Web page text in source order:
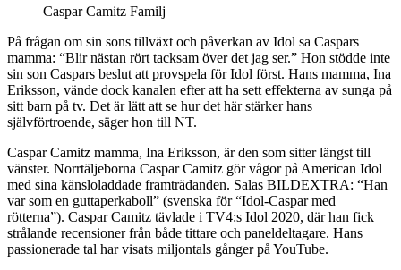
Caspar Camitz Familj
På frågan om sin sons tillväxt och påverkan av Idol sa Caspars
mamma: “Blir nästan rört tacksam över det jag ser.” Hon stödde inte
sin son Caspars beslut att provspela för Idol först. Hans mamma, Ina
Eriksson, vände dock kanalen efter att ha sett effekterna av sunga på
sitt barn på tv. Det är lätt att se hur det här stärker hans
självförtroende, säger hon till NT.
Caspar Camitz mamma, Ina Eriksson, är den som sitter längst till
vänster. Norrtäljeborna Caspar Camitz gör vågor på American Idol
med sina känsloladdade framträdanden. Salas BILDEXTRA: “Han
var som en guttaperkaboll” (svenska för “Idol-Caspar med
rötterna”). Caspar Camitz tävlade i TV4:s Idol 2020, där han fick
strålande recensioner från både tittare och paneldeltagare. Hans
passionerade tal har visats miljontals gånger på YouTube.